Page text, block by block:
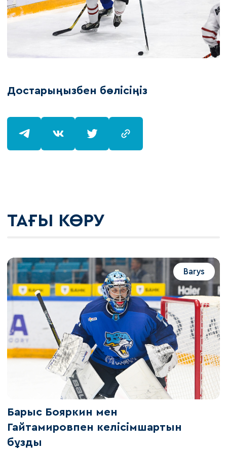
Достарыңызбен бөлісіңіз
ТАҒЫ КӨРУ
Barys
Барыс Бояркин мен
Гайтамировпен келісімшартын
бұзды